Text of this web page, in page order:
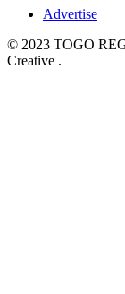
Advertise
© 2023 TOGO
Creative .